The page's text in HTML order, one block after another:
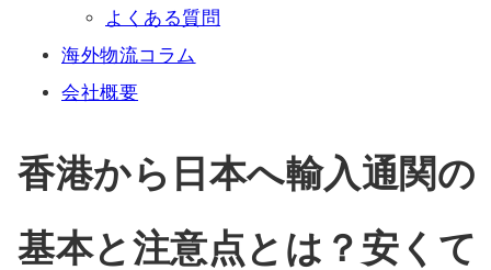
よくある質問
海外物流コラム
会社概要
香港から日本へ輸入通関の
基本と注意点とは？安くて